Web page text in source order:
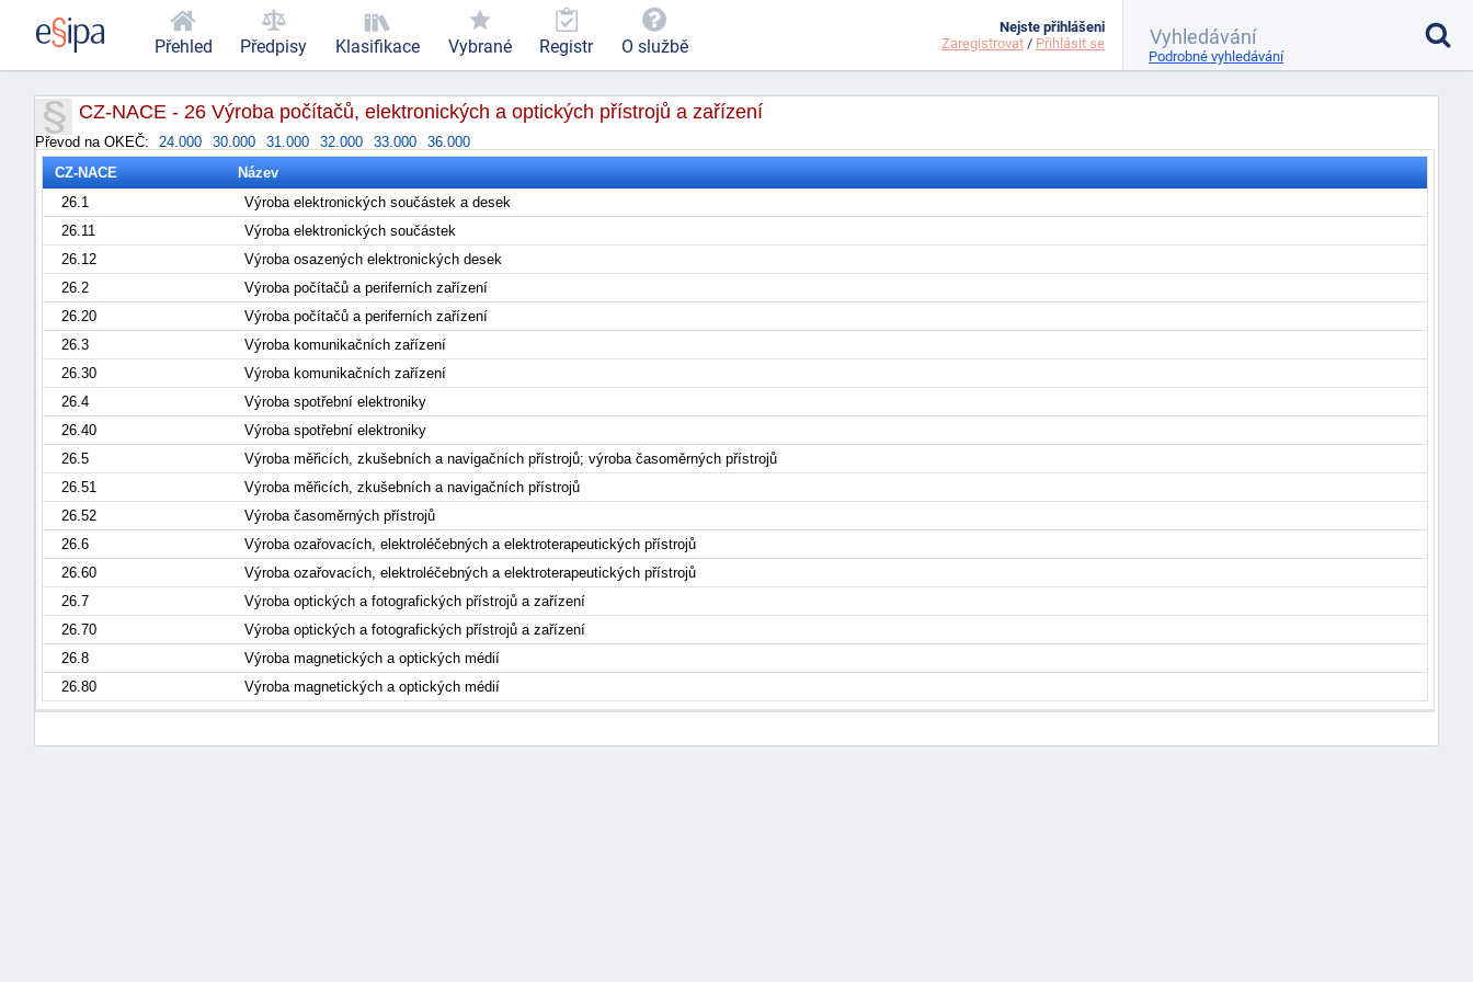
CZ-NACE - 26 Výroba počítačů, elektronických a optických přístrojů a zařízení
Převod na OKEČ: 24.000 30.000 31.000 32.000 33.000
36.000
CZ-NACE
Název
26.1
Výroba elektronických součástek a desek
26.11
Výroba elektronických součástek
26.12
Výroba osazených elektronických desek
26.2
Výroba počítačů a periferních zařízení
26.20
Výroba počítačů a periferních zařízení
26.3
Výroba komunikačních zařízení
26.30
Výroba komunikačních zařízení
26.4
Výroba spotřební elektroniky
26.40
Výroba spotřební elektroniky
26.5
Výroba měřicích, zkušebních a navigačních přístrojů; výroba časoměrných přístrojů
26.51
Výroba měřicích, zkušebních a navigačních přístrojů
26.52
Výroba časoměrných přístrojů
26.6
Výroba ozařovacích, elektroléčebných a elektroterapeutických přístrojů
26.60
Výroba ozařovacích, elektroléčebných a elektroterapeutických přístrojů
26.7
Výroba optických a fotografických přístrojů a zařízení
26.70
Výroba optických a fotografických přístrojů a zařízení
26.8
Výroba magnetických a optických médií
26.80
Výroba magnetických a optických médií
Přehled Předpisy Klasifikace Vybrané Registr O službě
Nejste přihlášeni
Zaregistrovat / Přihlásit se
Podrobné vyhledávání